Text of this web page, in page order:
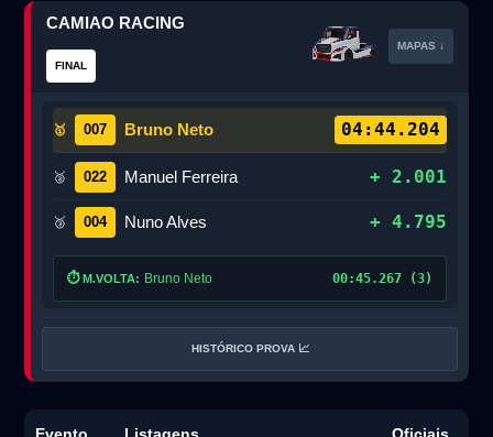
CAMIAO RACING
FINAL
MAPAS ↓
🥇 007 Bruno Neto 04:44.204
🥈 022 Manuel Ferreira + 2.001
🥉 004 Nuno Alves + 4.795
⏱️M.VOLTA: Bruno Neto 00:45.267 (3)
HISTÓRICO PROVA 📈